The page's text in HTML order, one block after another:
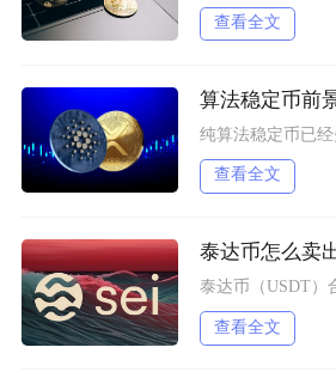
查看全文
算法稳定币前
查看全文
泰达币怎么卖
查看全文